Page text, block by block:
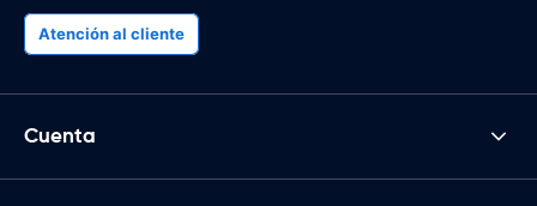
Atención al cliente
Cuenta